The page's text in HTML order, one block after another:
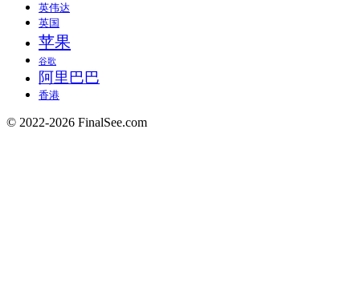
英伟达
英国
苹果
谷歌
阿里巴巴
香港
© 2022-2026 FinalSee.com